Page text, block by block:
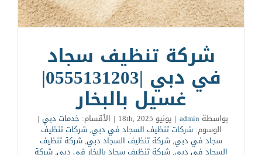
شركة تنظيف سجاد
في دبي |0555131203|
غسيل بالبخار
بواسطةadmin
| يونيو 18th, 2025 | الأقسام: خدمات دبي |
الوسوم:شركات تنظيف السجاد في دبي,شركات تنظيف
سجاد في دبي,شركة تنظيف السجاد دبي,شركة تنظيف
السجاد في دبي,شركة تنظيف سجاد بالبخار في دبي,شركة